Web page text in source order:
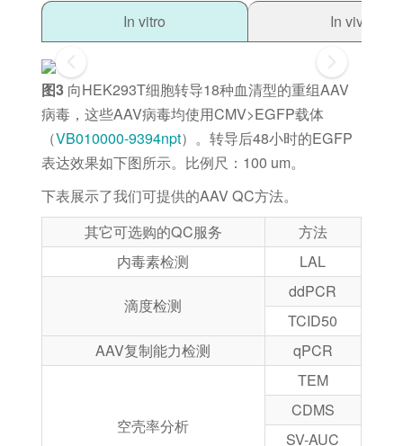
In vitro In vivo
图3 向HEK293T细胞转导18种血清型的重组AAV
病毒，这些AAV病毒均使用CMV>EGFP载体
（VB010000-9394npt）。转导后48小时的EGFP
表达效果如下图所示。比例尺：100 um。
下表展示了我们可提供的AAV QC方法。
其它可选购的QC服务
方法
内毒素检测
LAL
滴度检测
ddPCR
TCID50
AAV复制能力检测
qPCR
空壳率分析
TEM
CDMS
SV-AUC